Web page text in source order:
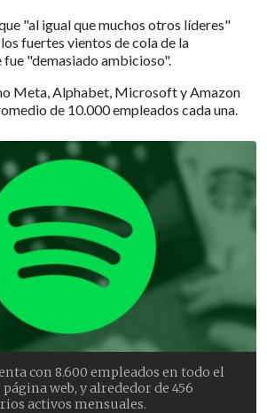
"al igual que muchos otros líderes"
fuertes vientos de cola de la
fue "demasiado ambicioso".
Meta, Alphabet, Microsoft y Amazon
de 10.000 empleados cada una.
con 8.600 empleados en todo el
web, y alrededor de 456
activos mensuales.